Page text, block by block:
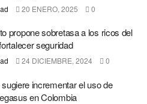
20 ENERO, 2025 0
propone sobretasa a los ricos del
seguridad
24 DICIEMBRE, 2024 0
incrementar el uso de
en Colombia